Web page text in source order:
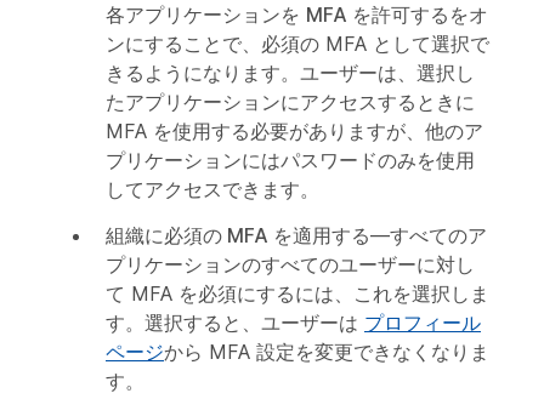
各アプリケーションを MFA を許可する をオ
ンにすることで、必須の MFA として選択で
きるようになります。ユーザーは、選択し
たアプリケーションにアクセスするときに
MFA を使用する必要がありますが、他のア
プリケーションにはパスワードのみを使用
してアクセスできます。
組織に必須の MFA を適用する—すべてのア
プリケーションのすべてのユーザーに対し
て MFA を必須にするには、これを選択しま
す。選択すると、ユーザーは プロフィール
ページから MFA 設定を変更できなくなりま
す。